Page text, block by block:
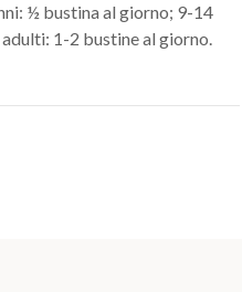
½ bustina al giorno; 9-14
1-2 bustine al giorno.